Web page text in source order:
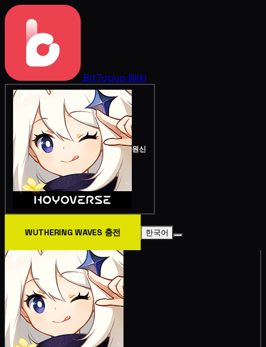
BitTopup Wiki
원신
WUTHERING WAVES 충전 한국어